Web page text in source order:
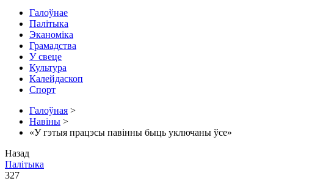
Галоўнае
Палітыка
Эканоміка
Грамадства
У свеце
Культура
Калейдаскоп
Спорт
Галоўная >
Навіны >
«У гэтыя працэсы павiнны быць уключаны ўсе»
Назад
Палітыка
327